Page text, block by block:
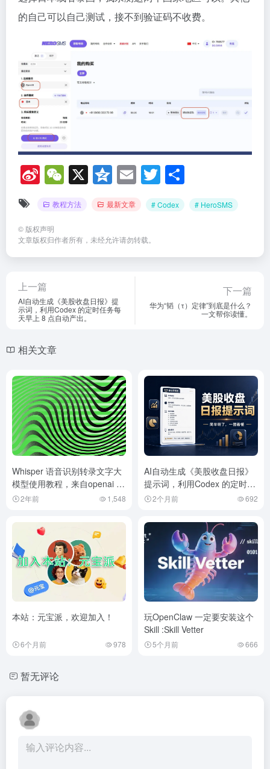
的自己可以自己测试，接不到验证码不收费。
Si
n
a
W
ei
o
W
e
C
h
at
X Q
z
o
n
e
E
m
ail
T
wi
tt
享
教程方法 最新文章 # Codex # HeroSMS
© 版权声明
文章版权归作者所有，未经允许请勿转载。
上一篇
AI自动生成《美股收盘日报》提
示词，利用Codex 的定时任务每
天早上 8 点自动产出。
下一篇
华为“韬（τ）定律”到底是什么？
一文帮你读懂。
相关文章
Whisper 语音识别转录文字大
模型使用教程，来自openai 开
发的自动语音识别系统
2年前 1,548
AI自动生成《美股收盘日报》
提示词，利用Codex 的定时任
务每天早上 8 点自动产出。
2个月前 692
本站：元宝派，欢迎加入！
6个月前 978
玩OpenClaw 一定要安装这个
Skill :Skill Vetter
5个月前 666
暂无评论